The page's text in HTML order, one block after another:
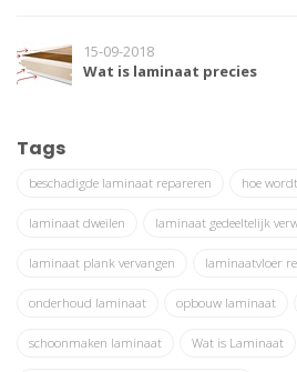
15-09-2018
Wat is laminaat precies
Tags
beschadigde laminaat repareren hoe
laminaat dweilen laminaat gedeeltelijk
laminaat plank vervangen laminaatvloer
onderhoud laminaat opbouw laminaat
schoonmaken laminaat Wat is Laminaat